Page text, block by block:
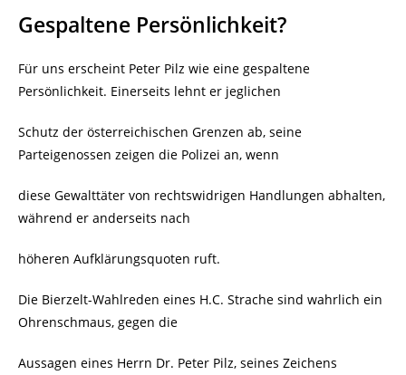
Gespaltene Persönlichkeit?
Für uns erscheint Peter Pilz wie eine gespaltene
Persönlichkeit. Einerseits lehnt er jeglichen
Schutz der österreichischen Grenzen ab, seine
Parteigenossen zeigen die Polizei an, wenn
diese Gewalttäter von rechtswidrigen Handlungen abhalten,
während er anderseits nach
höheren Aufklärungsquoten ruft.
Die Bierzelt-Wahlreden eines H.C. Strache sind wahrlich ein
Ohrenschmaus, gegen die
Aussagen eines Herrn Dr. Peter Pilz, seines Zeichens